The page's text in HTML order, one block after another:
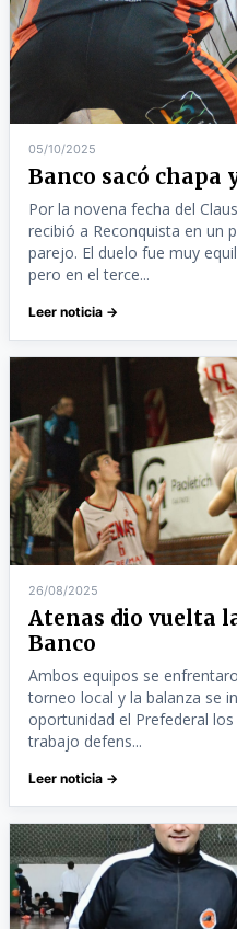
05/10/2025
Banco sacó chapa
Por la novena fecha del
recibió a Reconquista en un
parejo. El duelo fue muy
pero en el terce...
Leer noticia →
26/08/2025
Atenas dio vuelta
Banco
Ambos equipos se
torneo local y la balanza se
oportunidad el Prefederal
trabajo defens...
Leer noticia →